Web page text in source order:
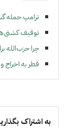
ترامپ حمله
توقیف
چرا حزب‌الله
قطر به اخراج
به اشتراک